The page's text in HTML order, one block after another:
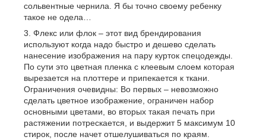
сольвентные чернила. Я бы точно своему ребенку
такое не одела…
Флекс или флок – этот вид брендирования
используют когда надо быстро и дешево сделать
нанесение изображения на пару курток спецодежды.
По сути это цветная пленка с клеевым слоем которая
вырезается на плоттере и припекается к ткани.
Ограничения очевидны: Во первых – невозможно
сделать цветное изображение, ограничен набор
основными цветами, во вторых такая печать при
растяжении потрескается, и выдержит 5 максимум 10
стирок, после начет отшелушиваться по краям.